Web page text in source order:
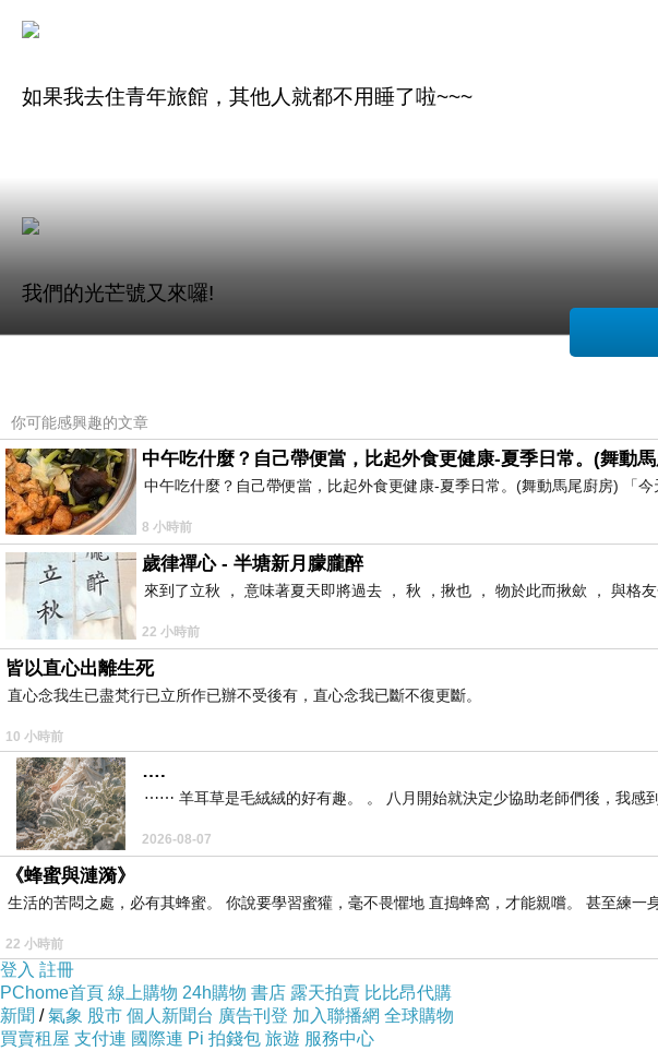
如果我去住青年旅館，其他人就都不用睡了啦~~~
我們的光芒號又來囉!
長達三個小時的高鐵車程，在車上就只好玩阿嬤
與接受姑姑的指導~~ 我們出門也是很認真的
9點多在大宮轉乘東北新幹線，在11點多抵達了盛岡市
東北的三天行程，拔拔規劃兩晚以盛岡為基地，往西可達角館秋田
要不是帶著老小儘量不要奔波，不然東北很大，或許每天移宿比較能
這就是我們東北賞櫻三天兩夜的飯店:盛岡站前幹線酒店 (有大眾湯屋喔)
你可能感興趣的文章
中午吃什麼？自己帶便當，比起外食更健康-夏季日常。(舞動
中午吃什麼？自己帶便當，比起外食更健康-夏季日常。(舞動馬尾廚房) 「
8 小時前
歲律禪心 - 半塘新月朦朧醉
來到了立秋 ， 意味著夏天即將過去 ， 秋 ，揪也 ， 物於此而揪歛 ， 與格友
22 小時前
皆以直心出離生死
直心念我生已盡梵行已立所作已辦不受後有，直心念我已斷不復更斷。
10 小時前
….
⋯⋯ 羊耳草是毛絨絨的好有趣。 。 八月開始就決定少協助老師們後，我感
2026-08-07
《蜂蜜與漣漪》
生活的苦悶之處，必有其蜂蜜。 你說要學習蜜獾，毫不畏懼地 直搗蜂窩，才能親嚐。 甚至練一
22 小時前
登入 註冊
PChome首頁 線上購物 24h購物 書店 露天拍賣 比比昂代購
新聞 /氣象 股市 個人新聞台 廣告刊登 加入聯播網 全球購物
買賣租屋 支付連 國際連 Pi 拍錢包 旅遊 服務中心